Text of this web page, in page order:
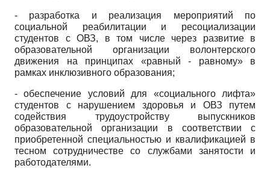
- разработка и реализация мероприятий по
социальной реабилитации и ресоциализа­ции
студентов с ОВЗ, в том числе через развитие в
образовательной организации волонтерского
движения на принципах «равный - равному» в
рамках инклюзивного образования;
- обеспечение условий для «социального лифта»
студентов с нарушением здоровья и ОВЗ путем
содействия трудоустройству выпускников
образовательной организации в соответствии с
приобретенной специальностью и квалификацией в
тесном сотрудничестве со службами занятости и
работодателями.